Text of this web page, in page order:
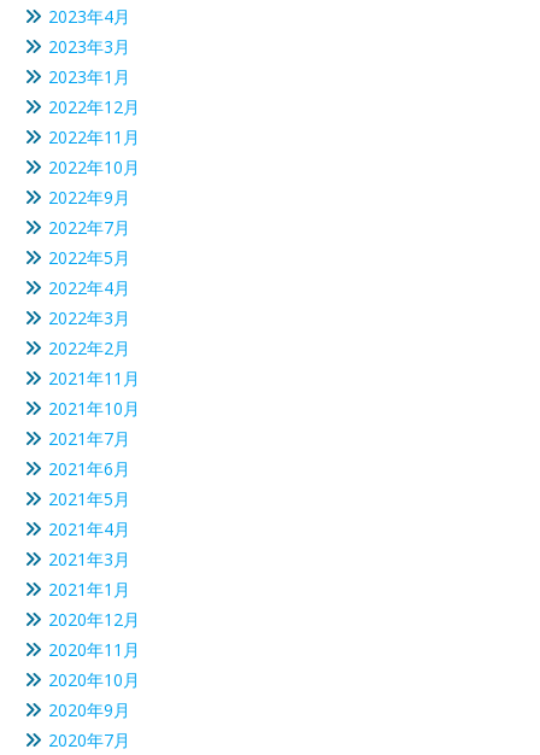
2023年4月
2023年3月
2023年1月
2022年12月
2022年11月
2022年10月
2022年9月
2022年7月
2022年5月
2022年4月
2022年3月
2022年2月
2021年11月
2021年10月
2021年7月
2021年6月
2021年5月
2021年4月
2021年3月
2021年1月
2020年12月
2020年11月
2020年10月
2020年9月
2020年7月